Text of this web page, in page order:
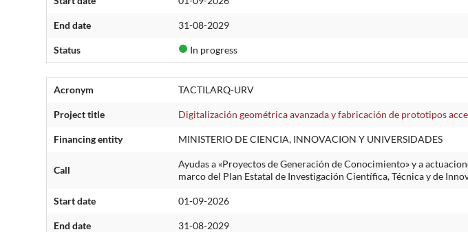
End date 31-08-2029
Status In progress
Acronym TACTILARQ-URV
Project title Digitalización geométrica avanzada y fabricación de prototipos
Financing entity MINISTERIO DE CIENCIA, INNOVACION Y UNIVERSIDADES
Call
Ayudas a «Proyectos de Generación de Conocimiento» y a
marco del Plan Estatal de Investigación Científica, Técnica y de
Start date 01-09-2026
End date 31-08-2029